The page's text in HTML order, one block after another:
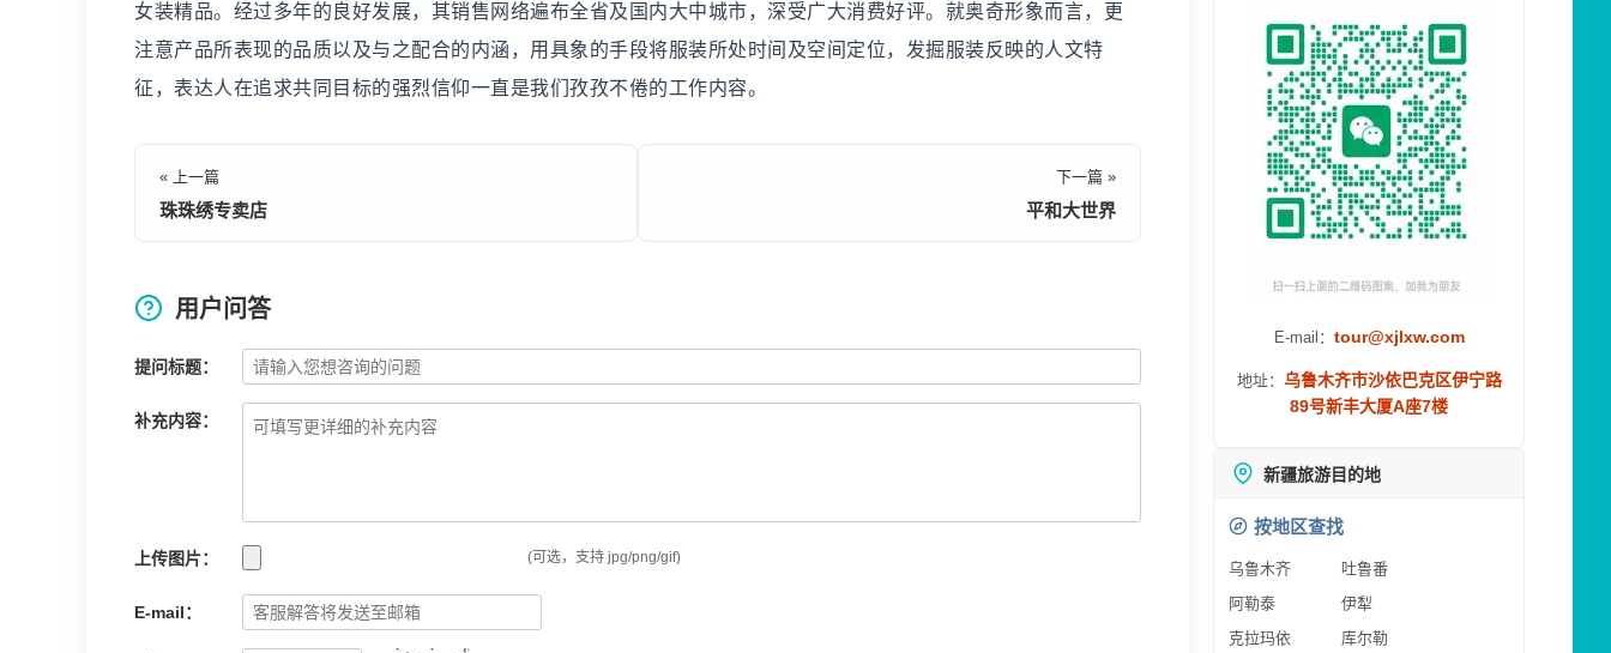
女装精品。经过多年的良好发展，其销售网络遍布全省及国内大中城市，深受广大消费好评。就奥奇形象而言，更
注意产品所表现的品质以及与之配合的内涵，用具象的手段将服装所处时间及空间定位，发掘服装反映的人文特
征，表达人在追求共同目标的强烈信仰一直是我们孜孜不倦的工作内容。
« 上一篇
珠珠绣专卖店
下一篇 »
平和大世界
用户问答
提问标题：
补充内容：
上传图片： (可选，支持 jpg/png/gif)
E-mail：
E-mail： tour@xjlxw.com
地址： 乌鲁木齐市沙依巴克区伊宁路
89号新丰大厦A座7楼
新疆旅游目的地
按地区查找
乌鲁木齐
吐鲁番
阿勒泰
伊犁
克拉玛依
库尔勒